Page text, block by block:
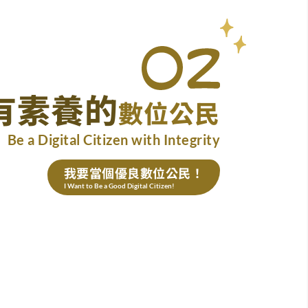
素養的數位公民
Be a Digital Citizen with Integrity
我要當個優良數位公民！
I Want to Be a Good Digital Citizen!